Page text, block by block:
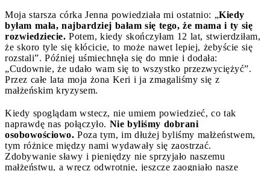
Moja starsza córka Jenna powiedziała mi ostatnio: „Kiedy
byłam mała, najbardziej bałam się tego, że mama i ty się
rozwiedziecie. Potem, kiedy skończyłam 12 lat, stwierdziłam,
że skoro tyle się kłócicie, to może nawet lepiej, żebyście się
rozstali”. Później uśmiechnęła się do mnie i dodała:
„Cudownie, że udało wam się to wszystko przezwyciężyć”.
Przez całe lata moja żona Keri i ja zmagaliśmy się z
małżeńskim kryzysem.
Kiedy spoglądam wstecz, nie umiem powiedzieć, co tak
naprawdę nas połączyło. Nie byliśmy dobrani
osobowościowo. Poza tym, im dłużej byliśmy małżeństwem,
tym różnice między nami wydawały się zaostrzać.
Zdobywanie sławy i pieniędzy nie sprzyjało naszemu
małżeństwu, a wręcz odwrotnie, jeszcze zaogniało nasze